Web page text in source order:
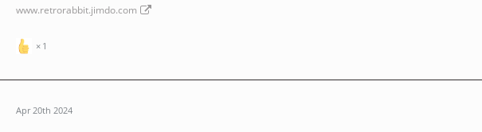
www.retrorabbit.jimdo.com
1
Apr 20th 2024